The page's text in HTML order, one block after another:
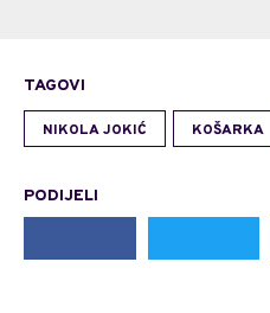
TAGOVI
NIKOLA JOKIĆ KOŠARKA
PODIJELI